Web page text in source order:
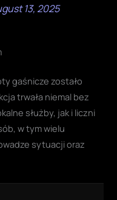
13, 2025
gaśnicze zostało
trwała niemal bez
służby, jak i liczni
w tym wielu
sytuacji oraz